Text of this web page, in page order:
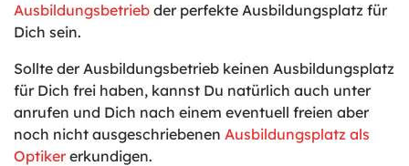
Ausbildungsbetrieb der perfekte Ausbildungsplatz für
Dich sein.
Sollte der Ausbildungsbetrieb keinen Ausbildungsplatz
für Dich frei haben, kannst Du natürlich auch unter
anrufen und Dich nach einem eventuell freien aber
noch nicht ausgeschriebenen Ausbildungsplatz als
Optiker erkundigen.